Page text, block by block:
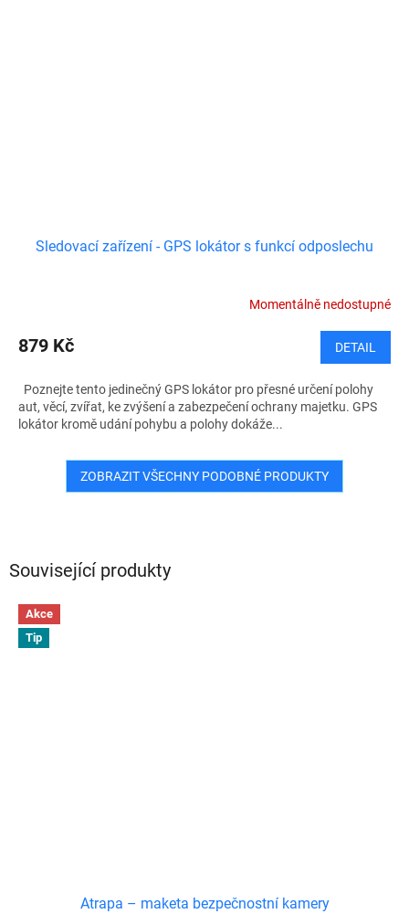
Související produkty
Akce
Tip
Atrapa – maketa bezpečnostní kamery
Sledovací zařízení - GPS lokátor s funkcí odposlechu
Momentálně nedostupné
879 Kč DETAIL
Poznejte tento jedinečný GPS lokátor pro přesné určení polohy
aut, věcí, zvířat, ke zvýšení a zabezpečení ochrany majetku. GPS
lokátor kromě udání pohybu a polohy dokáže...
ZOBRAZIT VŠECHNY PODOBNÉ PRODUKTY